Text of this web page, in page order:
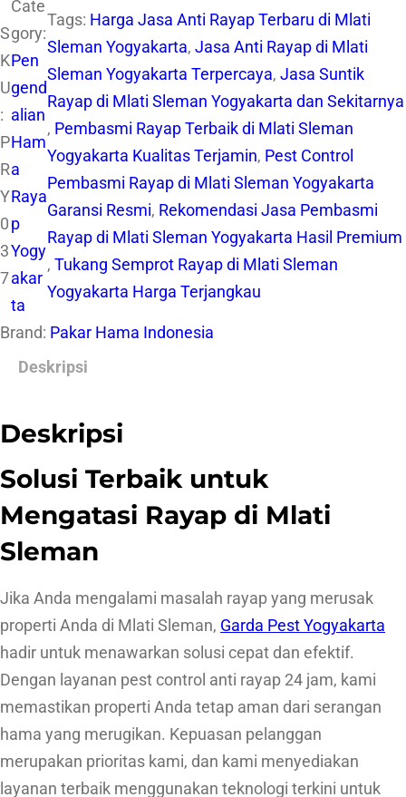
S
K
U
:
P
R
Y
0
3
7
Cate
gory:
Pen
gend
alian
Ham
a
Raya
p
Yogy
akar
ta
Tags: Harga Jasa Anti Rayap Terbaru di Mlati
Sleman Yogyakarta, Jasa Anti Rayap di Mlati
Sleman Yogyakarta Terpercaya, Jasa Suntik
Rayap di Mlati Sleman Yogyakarta dan Sekitarnya
, Pembasmi Rayap Terbaik di Mlati Sleman
Yogyakarta Kualitas Terjamin, Pest Control
Pembasmi Rayap di Mlati Sleman Yogyakarta
Garansi Resmi, Rekomendasi Jasa Pembasmi
Rayap di Mlati Sleman Yogyakarta Hasil Premium
, Tukang Semprot Rayap di Mlati Sleman
Yogyakarta Harga Terjangkau
Brand: Pakar Hama Indonesia
Deskripsi
Deskripsi
Solusi Terbaik untuk
Mengatasi Rayap di Mlati
Sleman
Jika Anda mengalami masalah rayap yang merusak
properti Anda di Mlati Sleman, Garda Pest Yogyakarta
hadir untuk menawarkan solusi cepat dan efektif.
Dengan layanan pest control anti rayap 24 jam, kami
memastikan properti Anda tetap aman dari serangan
hama yang merugikan. Kepuasan pelanggan
merupakan prioritas kami, dan kami menyediakan
layanan terbaik menggunakan teknologi terkini untuk